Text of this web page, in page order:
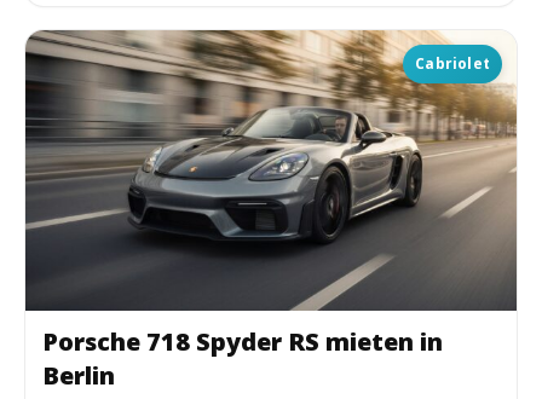
Cabriolet
Porsche 718 Spyder RS mieten in
Berlin